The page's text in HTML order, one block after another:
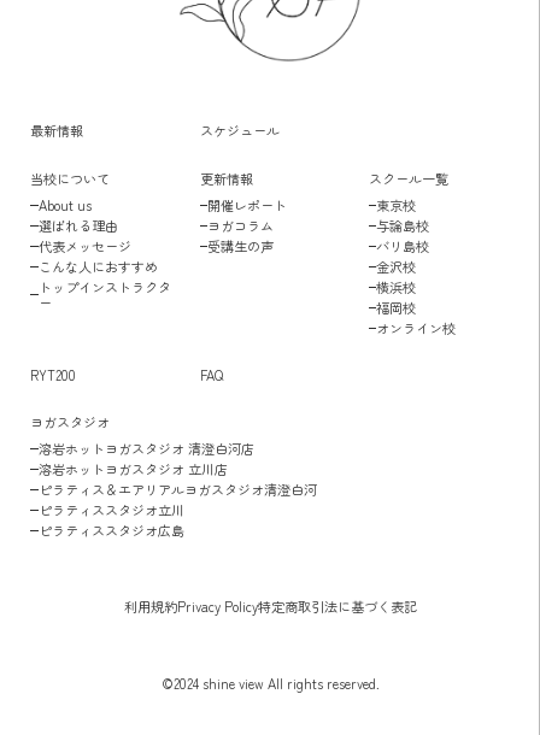
最新情報 スケジュール
当校について
About us
選ばれる理由
代表メッセージ
こんな人におすすめ
トップインストラクタ
ー
更新情報
開催レポート
ヨガコラム
受講生の声
RYT200 FAQ
スクール一覧
東京校
与論島校
バリ島校
金沢校
横浜校
福岡校
オンライン校
ヨガスタジオ
溶岩ホットヨガスタジオ 清澄白河店
溶岩ホットヨガスタジオ 立川店
ピラティス＆エアリアルヨガスタジオ清澄白河
ピラティススタジオ立川
ピラティススタジオ広島
利用規約Privacy Policy特定商取引法に基づく表記
©2024 shine view All rights reserved.